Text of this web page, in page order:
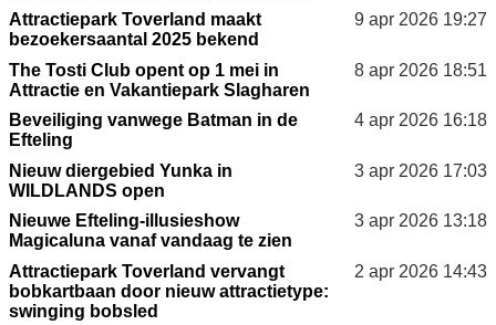
Attractiepark Toverland maakt
bezoekersaantal 2025 bekend
9 apr 2026 19:27
The Tosti Club opent op 1 mei in
Attractie en Vakantiepark Slagharen
8 apr 2026 18:51
Beveiliging vanwege Batman in de
Efteling
4 apr 2026 16:18
Nieuw diergebied Yunka in
WILDLANDS open
3 apr 2026 17:03
Nieuwe Efteling-illusieshow
Magicaluna vanaf vandaag te zien
3 apr 2026 13:18
Attractiepark Toverland vervangt
bobkartbaan door nieuw attractietype:
swinging bobsled
2 apr 2026 14:43